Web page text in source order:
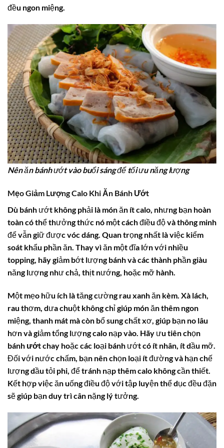
đều ngon miệng.
Nên ăn bánh ướt vào buổi sáng để tối ưu năng lượng
Mẹo Giảm Lượng Calo Khi Ăn Bánh Ướt
Dù bánh ướt không phải là món ăn ít calo, nhưng bạn hoàn
toàn có thể thưởng thức nó một cách điều độ và thông minh
để vẫn giữ được vóc dáng. Quan trọng nhất là việc kiểm
soát khẩu phần ăn. Thay vì ăn một đĩa lớn với nhiều
topping, hãy giảm bớt lượng bánh và các thành phần giàu
năng lượng như chả, thịt nướng, hoặc mỡ hành.
Một mẹo hữu ích là tăng cường rau xanh ăn kèm. Xà lách,
rau thơm, dưa chuột không chỉ giúp món ăn thêm ngon
miệng, thanh mát mà còn bổ sung chất xơ, giúp bạn no lâu
hơn và giảm tổng lượng calo nạp vào. Hãy ưu tiên chọn
bánh ướt chay hoặc các loại bánh ướt có ít nhân, ít dầu mỡ.
Đối với nước chấm, bạn nên chọn loại ít đường và hạn chế
lượng dầu tỏi phi, để tránh nạp thêm calo không cần thiết.
Kết hợp việc ăn uống điều độ với tập luyện thể dục đều đặn
sẽ giúp bạn duy trì cân nặng lý tưởng.